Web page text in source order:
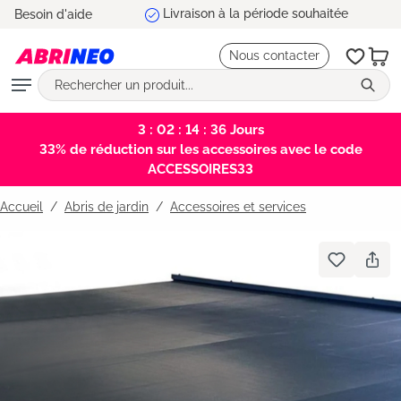
principal
Besoin d'aide
Nous contacter
3 : 02 : 14 : 36Jours
33% de réduction sur les accessoires avec le code
ACCESSOIRES33
Accueil Abris de jardin / Accessoires et services